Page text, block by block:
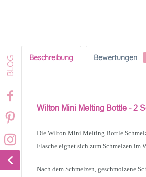
Beschreibung Bewertungen
Wilton Mini Melting Bottle - 2
Die Wilton Mini Melting Bottle
Flasche eignet sich zum Schmelzen im
Nach dem Schmelzen, geschmolzene